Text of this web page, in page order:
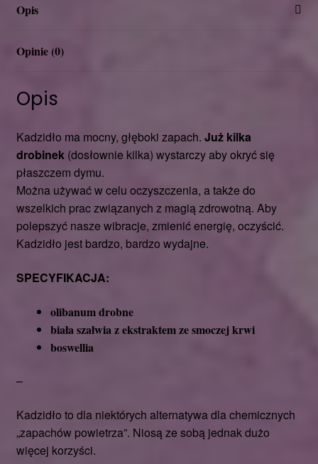
Opis
Opinie (0)
Opis
Kadzidło ma mocny, głęboki zapach. Już kilka
drobinek(dosłownie kilka) wystarczy aby okryć się
płaszczem dymu.
Można używać w celu oczyszczenia, a także do
wszelkich prac związanych z magią zdrowotną. Aby
polepszyć nasze wibracje, zmienić energię, oczyścić.
Kadzidło jest bardzo, bardzo wydajne.
SPECYFIKACJA:
olibanum drobne
biała szałwia z ekstraktem ze smoczej krwi
boswellia
–
Kadzidło to dla niektórych alternatywa dla chemicznych
„zapachów powietrza”. Niosą ze sobą jednak dużo
więcej korzyści.